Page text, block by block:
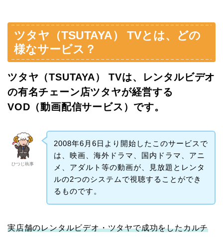
ツタヤ（TSUTAYA） TVとは、どの
様なサービス？
ツタヤ（TSUTAYA） TVは、レンタルビデオ
の有名チェーン店ツタヤが経営する
VOD（動画配信サービス）です。
ひつじ執事
2008年6月6日より開始したこのサービスで
は、映画、海外ドラマ、国内ドラマ、アニ
メ、アダルト等の動画が、見放題とレンタ
ルの2つのシステムで視聴することができ
るものです。
実店舗のレンタルビデオ・ツタヤで成功をしたカルチ